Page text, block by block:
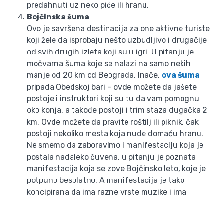
predahnuti uz neko piće ili hranu.
Bojčinska šuma
Ovo je savršena destinacija za one aktivne turiste
koji žele da isprobaju nešto uzbudljivo i drugačije
od svih drugih izleta koji su u igri. U pitanju je
močvarna šuma koje se nalazi na samo nekih
manje od 20 km od Beograda. Inače, ova šuma
pripada Obedskoj bari – ovde možete da jašete
postoje i instruktori koji su tu da vam pomognu
oko konja, a takođe postoji i trim staza dugačka 2
km. Ovde možete da pravite roštilj ili piknik, čak
postoji nekoliko mesta koja nude domaću hranu.
Ne smemo da zaboravimo i manifestaciju koja je
postala nadaleko čuvena, u pitanju je poznata
manifestacija koja se zove Bojčinsko leto, koje je
potpuno besplatno. A manifestacija je tako
koncipirana da ima razne vrste muzike i ima